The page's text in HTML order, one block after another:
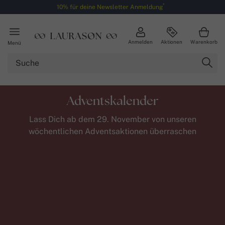
10% für deine Newsletter Anmeldung*
Menü Anmelden Aktionen Warenkorb
Adventskalender
Lass Dich ab dem 29. November von unseren
wöchentlichen Adventsaktionen überraschen